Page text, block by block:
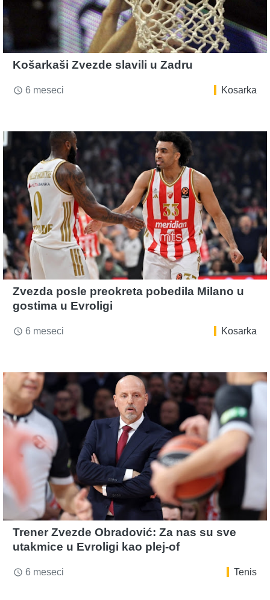
Košarkaši Zvezde slavili u Zadru
access_time 6 meseci Kosarka
Zvezda posle preokreta pobedila Milano u
gostima u Evroligi
access_time 6 meseci Kosarka
Trener Zvezde Obradović: Za nas su sve
utakmice u Evroligi kao plej-of
access_time 6 meseci Tenis